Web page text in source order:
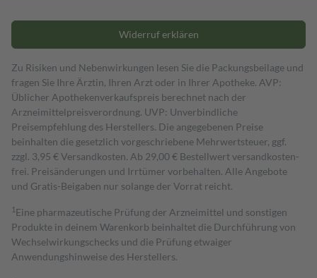
Widerruf erklären
Zu Risiken und Nebenwirkungen lesen Sie die Packungsbeilage und
fragen Sie Ihre Ärztin, Ihren Arzt oder in Ihrer Apotheke. AVP:
Üblicher Apothekenverkaufspreis berechnet nach der
Arzneimittelpreisverordnung. UVP: Unverbindliche
Preisempfehlung des Herstellers. Die angegebenen Preise
beinhalten die gesetzlich vorgeschriebene Mehrwertsteuer, ggf.
zzgl. 3,95 € Versandkosten. Ab 29,00 € Bestell­wert versand­kosten­
frei. Preisänderungen und Irrtümer vorbehalten. Alle Angebote
und Gratis-Beigaben nur solange der Vorrat reicht.
1 Eine pharmazeutische Prüfung der Arzneimittel und sonstigen
Produkte in deinem Warenkorb beinhaltet die Durchführung von
Wechselwirkungschecks und die Prüfung etwaiger
Anwendungshinweise des Herstellers.